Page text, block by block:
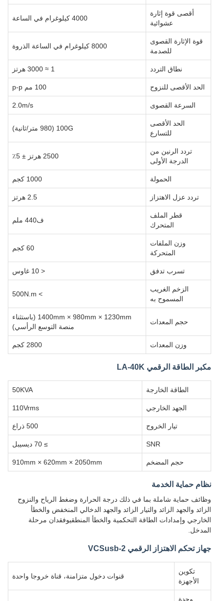
أقصى قوة إثارة
عشوائية
4000 كيلوغرام في الساعة
قوة الإثارة القصوى
للصدمة
8000 كيلوغرام في الساعة الذروة
نطاق التردد
الحد الأقصى للنزوح 100 مم p-p
السرعة القصوى 2.0m/s
الحد الأقصى
للتسارع
100G (980 متر/ثانية)
تردد الرنين من
الدرجة الأولى
2500 هرتز ± 5٪
الحمولة 1000 كجم
تردد عزل الاهتزاز 2.5 هرتز
قطر الملف
المتحرك
ف440 ملم
وزن الملفات
المتحركة
60 كجم
تسرب تدفق < 10 غاوس
الزخم الغريب
المسموح به
> 500N.m
حجم المعدات
1400mm × 980mm × 1230mm (باستثناء
منصة التوسع الرأسي)
وزن المعدات 2800 كجم
مكبر الطاقة الرقمي LA-40K
الطاقة الخارجة 50KVA
الجهد الخارجي 110Vrms
تيار الخروج 500 ذراع
SNR ≥ 70 ديسيبل
حجم المضخم 910mm × 620mm × 2050mm
نظام حماية الخدمة
وظائف حماية شاملة بما في ذلك درجة الحرارة وضغط الرياح والنزوح
الزائد والجهد الزائد والتيار الزائد والجهد الدخالي المنخفض والخطأ
الخارجي وإمدادات الطاقة التحكمية والخطأ المنطقيوفقدان مرحلة
المدخل.
جهاز تحكم الاهتزاز الرقمي VCSusb-2
تكوين
الأجهزة
قنوات دخول متزامنة، قناة خروجا واحدة
وحدة